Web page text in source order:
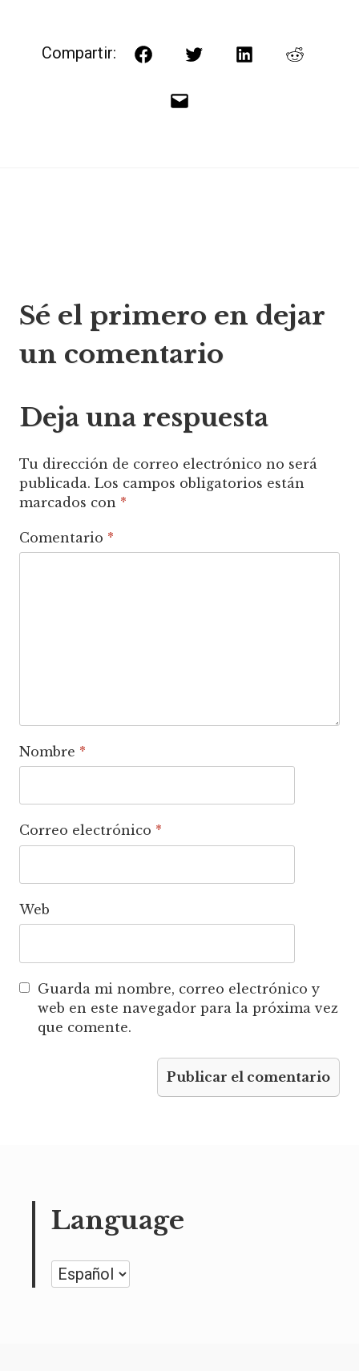
Compartir: FacebookTwitterLinkedInReddit
Correo
de
Sé el primero en dejar
un comentario
Deja una respuesta
Tu dirección de correo electrónico no será
publicada. Los campos obligatorios están
marcados con *
Comentario *
Nombre *
Correo electrónico *
Web
Guarda mi nombre, correo electrónico y
web en este navegador para la próxima vez
que comente.
Language
Language